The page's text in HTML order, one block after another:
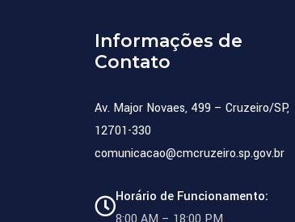
Informações de
Contato
Av. Major Novaes, 499 – Cruzeiro/SP,
12701-330
comunicacao@cmcruzeiro.sp.gov.br
Horário de Funcionamento: